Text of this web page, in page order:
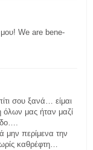
We are bene-
σου ξανά… είμαι
όλων μας ήταν μαζί
μην περίμενα την
καθρέφτη…